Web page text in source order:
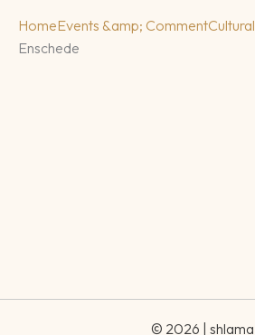
HomeEvents &amp; CommentCultural
Enschede
© 2026 | shlama